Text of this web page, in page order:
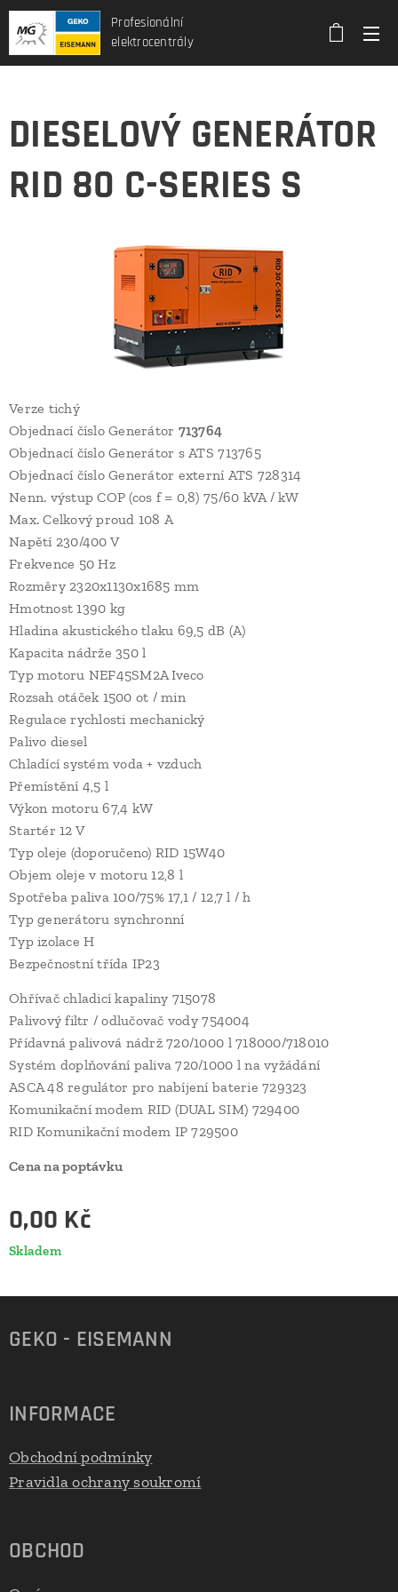
Profesionální
elektrocentrály
DIESELOVÝ GENERÁTOR
RID 80 C-SERIES S
Verze tichý
Objednací číslo Generátor 713764
Objednací číslo Generátor s ATS 713765
Objednací číslo Generátor externí ATS 728314
Nenn. výstup COP (cos f = 0,8) 75/60 kVA / kW
Max. Celkový proud 108 A
Napětí 230/400 V
Frekvence 50 Hz
Rozměry 2320x1130x1685 mm
Hmotnost 1390 kg
Hladina akustického tlaku 69,5 dB (A)
Kapacita nádrže 350 l
Typ motoru NEF45SM2A Iveco
Rozsah otáček 1500 ot / min
Regulace rychlosti mechanický
Palivo diesel
Chladící systém voda + vzduch
Přemístění 4,5 l
Výkon motoru 67,4 kW
Startér 12 V
Typ oleje (doporučeno) RID 15W40
Objem oleje v motoru 12,8 l
Spotřeba paliva 100/75% 17,1 / 12,7 l / h
Typ generátoru synchronní
Typ izolace H
Bezpečnostní třída IP23
Ohřívač chladicí kapaliny 715078
Palivový filtr / odlučovač vody 754004
Přídavná palivová nádrž 720/1000 l 718000/718010
Systém doplňování paliva 720/1000 l na vyžádání
ASCA 48 regulátor pro nabíjení baterie 729323
Komunikační modem RID (DUAL SIM) 729400
RID Komunikační modem IP 729500
Cena na poptávku
0,00 Kč
Skladem
GEKO - EISEMANN
INFORMACE
Obchodní podmínky
Pravidla ochrany soukromí
OBCHOD